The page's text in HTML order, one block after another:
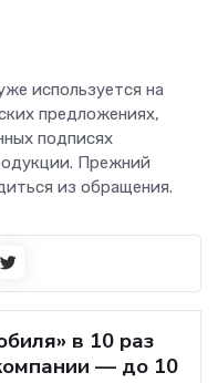
используется на
предложениях,
подписях
Прежний
из обращения.
в 10 раз
— до 10